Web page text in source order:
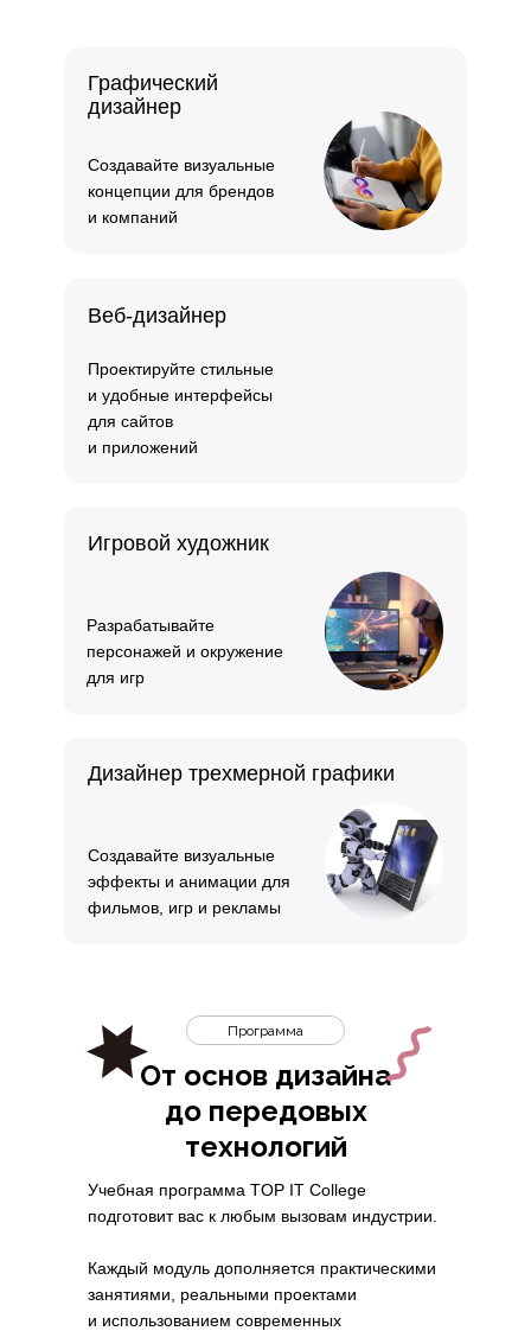
Графический
дизайнер
Создавайте визуальные
концепции для брендов
и компаний
Веб-дизайнер
Проектируйте стильные
и удобные интерфейсы
для сайтов
и приложений
Игровой художник
Разрабатывайте
персонажей и окружение
для игр
Дизайнер трехмерной графики
Создавайте визуальные
эффекты и анимации для
фильмов, игр и рекламы
От основ дизайна
до передовых
технологий
Программа
Учебная программа TOP IT College
подготовит вас к любым вызовам индустрии.
Каждый модуль дополняется практическими
занятиями, реальными проектами
и использованием современных